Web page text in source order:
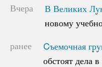
Вчера
В Великих
новому
В Великих
новому
ранее
Cъемочная
обстоят дела
Cъемочная
обстоят дела